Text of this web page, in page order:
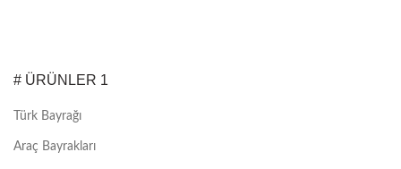
# ÜRÜNLER 1
Türk Bayrağı
Araç Bayrakları